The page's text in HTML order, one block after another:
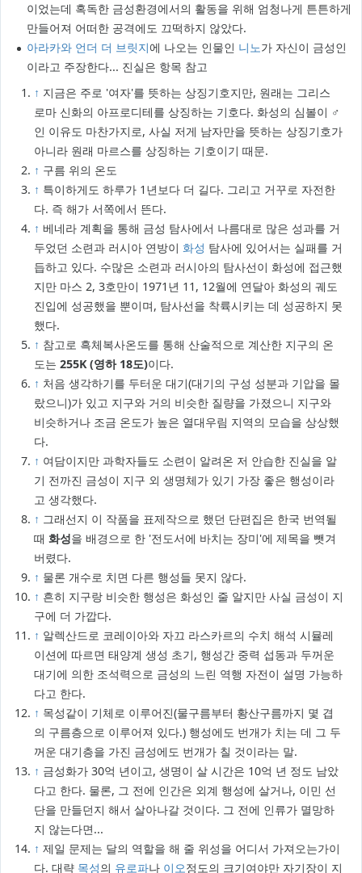
이었는데 혹독한 금성환경에서의 활동을 위해 엄청나게 튼튼하게
만들어져 어떠한 공격에도 끄떡하지 않았다.
아라카와 언더 더 브릿지에 나오는 인물인 니노가 자신이 금성인
이라고 주장한다... 진실은 항목 참고
↑ 지금은 주로 '여자'를 뜻하는 상징기호지만, 원래는 그리스
로마 신화의 아프로디테를 상징하는 기호다. 화성의 심볼이 ♂
인 이유도 마찬가지로, 사실 저게 남자만을 뜻하는 상징기호가
아니라 원래 마르스를 상징하는 기호이기 때문.
↑ 구름 위의 온도
↑ 특이하게도 하루가 1년보다 더 길다. 그리고 거꾸로 자전한
다. 즉 해가 서쪽에서 뜬다.
↑ 베네라 계획을 통해 금성 탐사에서 나름대로 많은 성과를 거
두었던 소련과 러시아 연방이 화성 탐사에 있어서는 실패를 거
듭하고 있다. 수많은 소련과 러시아의 탐사선이 화성에 접근했
지만 마스 2, 3호만이 1971년 11, 12월에 연달아 화성의 궤도
진입에 성공했을 뿐이며, 탐사선을 착륙시키는 데 성공하지 못
했다.
↑ 참고로 흑체복사온도를 통해 산술적으로 계산한 지구의 온
도는 255K (영하 18도)이다.
↑ 처음 생각하기를 두터운 대기(대기의 구성 성분과 기압을 몰
랐으니)가 있고 지구와 거의 비슷한 질량을 가졌으니 지구와
비슷하거나 조금 온도가 높은 열대우림 지역의 모습을 상상했
다.
↑ 여담이지만 과학자들도 소련이 알려온 저 안습한 진실을 알
기 전까진 금성이 지구 외 생명체가 있기 가장 좋은 행성이라
고 생각했다.
↑ 그래선지 이 작품을 표제작으로 했던 단편집은 한국 번역될
때 화성을 배경으로 한 '전도서에 바치는 장미'에 제목을 뺏겨
버렸다.
↑ 물론 개수로 치면 다른 행성들 못지 않다.
↑ 흔히 지구랑 비슷한 행성은 화성인 줄 알지만 사실 금성이 지
구에 더 가깝다.
↑ 알렉산드로 코레이아와 자끄 라스카르의 수치 해석 시뮬레
이션에 따르면 태양계 생성 초기, 행성간 중력 섭동과 두꺼운
대기에 의한 조석력으로 금성의 느린 역행 자전이 설명 가능하
다고 한다.
↑ 목성같이 기체로 이루어진(물구름부터 황산구름까지 몇 겹
의 구름층으로 이루어져 있다.) 행성에도 번개가 치는 데 그 두
꺼운 대기층을 가진 금성에도 번개가 칠 것이라는 말.
↑ 금성화가 30억 년이고, 생명이 살 시간은 10억 년 정도 남았
다고 한다. 물론, 그 전에 인간은 외계 행성에 살거나, 이민 선
단을 만들던지 해서 살아나갈 것이다. 그 전에 인류가 멸망하
지 않는다면...
↑ 제일 문제는 달의 역할을 해 줄 위성을 어디서 가져오는가이
다. 대략 목성의 유로파나 이오정도의 크기여야만 자기장이 지